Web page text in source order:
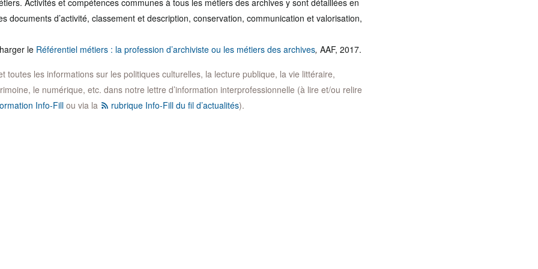
Activités et compétences communes à tous les métiers des archives y sont détaillées en
documents d’activité, classement et description, conservation, communication et valorisation,
le Référentiel métiers : la profession d’archiviste ou les métiers des archives, AAF, 2017.
toutes les informations sur les politiques culturelles, la lecture publique, la vie littéraire,
le numérique, etc. dans notre lettre d’information interprofessionnelle (à lire et/ou relire
Info-Fill ou via la rubrique Info-Fill du fil d’actualités).